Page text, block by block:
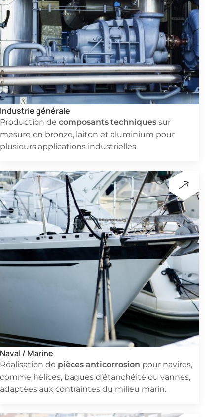
Industrie générale
Production de composants techniquessur
mesure en bronze, laiton et aluminium pour
plusieurs applications industrielles.
Naval / Marine
Réalisation de pièces anticorrosion pour navires,
comme hélices, bagues d’étanchéité ou vannes,
adaptées aux contraintes du milieu marin.